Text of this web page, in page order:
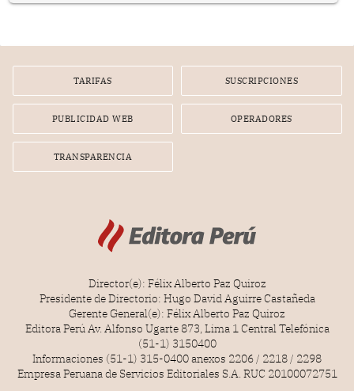
TARIFAS SUSCRIPCIONES
PUBLICIDAD WEB OPERADORES
TRANSPARENCIA
Director(e): Félix Alberto Paz Quiroz
Presidente de Directorio: Hugo David Aguirre Castañeda
Gerente General(e): Félix Alberto Paz Quiroz
Editora Perú Av. Alfonso Ugarte 873, Lima 1 Central Telefónica
(51-1) 3150400
Informaciones (51-1) 315-0400 anexos 2206 / 2218 / 2298
Empresa Peruana de Servicios Editoriales S.A. RUC 20100072751